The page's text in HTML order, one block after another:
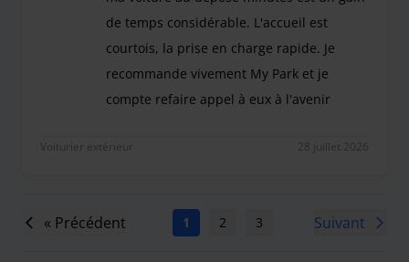
de temps considérable. L'accueil est
courtois, la prise en charge rapide. Je
recommande vivement My Park et je
compte refaire appel à eux à l'avenir
Voiturier extérieur 28 juillet 2026
« Précédent 1 2 3 5
Suivant